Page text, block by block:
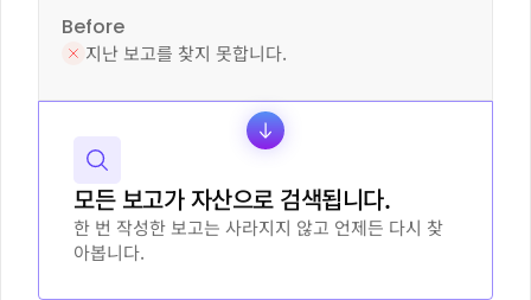
Before
지난 보고를 찾지 못합니다.
모든 보고가 자산으로 검색됩니다.
한 번 작성한 보고는 사라지지 않고 언제든 다시 찾
아봅니다.